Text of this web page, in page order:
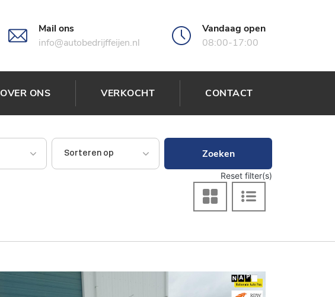
Mail ons
info@autobedrijffeijen.nl
Vandaag open
08:00-17:00
OVER ONS VERKOCHT CONTACT
Zoeken
Reset filter(s)